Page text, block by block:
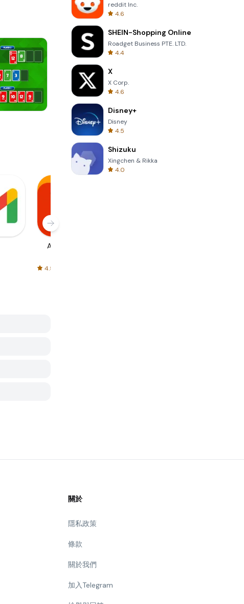
Garden Bloom
AliExpress
4.5
reddit Inc.
4.6
SHEIN-Shopping Online
Roadget Business PTE. LTD.
4.4
X
X Corp.
4.6
Disney+
Disney
4.5
Shizuku
Xingchen & Rikka
4.0
關於
隱私政策
條款
關於我們
加入Telegram